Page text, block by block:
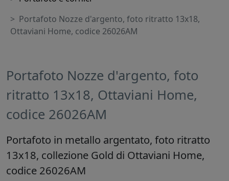
Portafoto Nozze d'argento, foto ritratto 13x18,
Ottaviani Home, codice 26026AM
Portafoto Nozze d'argento, foto
ritratto 13x18, Ottaviani Home,
codice 26026AM
Portafoto in metallo argentato, foto ritratto
13x18, collezione Gold di Ottaviani Home,
codice 26026AM